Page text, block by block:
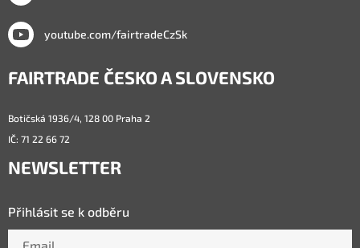
youtube.com/fairtradeCzSk
FAIRTRADE ČESKO A SLOVENSKO
Botičská 1936/4, 128 00 Praha 2
IČ: 71 22 66 72
NEWSLETTER
Přihlásit se k odběru